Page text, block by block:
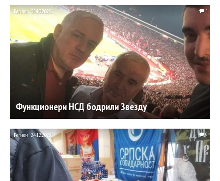
Функционери НСД бодрили Звезду
Регион 05.10.2023. 4
Регион 24.12.2022. 0